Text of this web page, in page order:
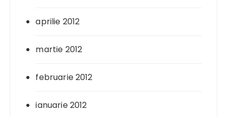
aprilie 2012
martie 2012
februarie 2012
ianuarie 2012